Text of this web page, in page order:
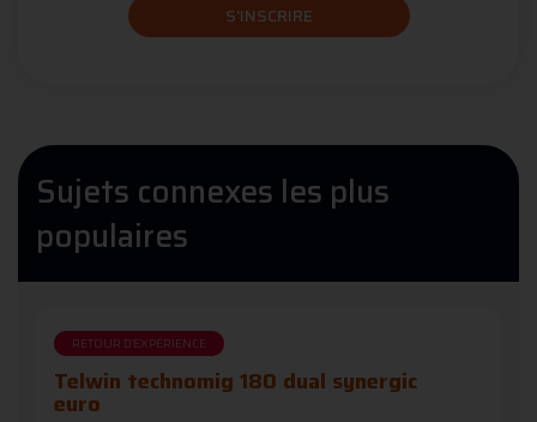
S'INSCRIRE
Sujets connexes les plus
populaires
RETOUR D'EXPÉRIENCE
Telwin technomig 180 dual synergic
euro